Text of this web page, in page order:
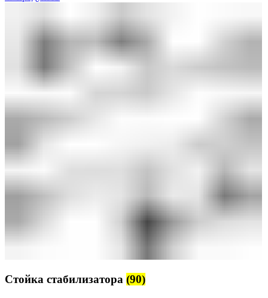
Стойка стабилизатора (90)